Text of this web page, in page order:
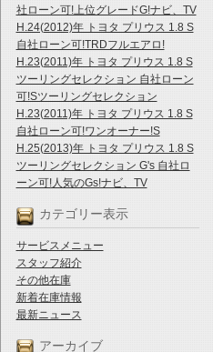
社ローン可!上位グレードG!ナビ、TV
H.24(2012)年 トヨタ プリウス 1.8 S
自社ローン可!TRDフルエアロ!
H.23(2011)年 トヨタ プリウス 1.8 S
ツーリングセレクション 自社ローン
可!Sツーリングセレクション
H.23(2011)年 トヨタ プリウス 1.8 S
自社ローン可!ワンオーナー!S
H.25(2013)年 トヨタ プリウス 1.8 S
ツーリングセレクション G's 自社ロ
ーン可!人気のGs!ナビ、TV
カテゴリー表示
サービスメニュー
スタッフ紹介
その他在庫
新着在庫情報
最新ニュース
アーカイブ